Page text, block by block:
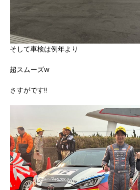
そして車検は例年より
超スムーズw
さすがです‼️